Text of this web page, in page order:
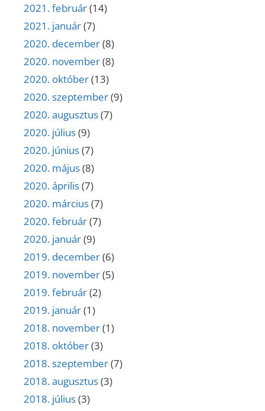
2021. február(14)
2021. január(7)
2020. december(8)
2020. november(8)
2020. október(13)
2020. szeptember(9)
2020. augusztus(7)
2020. július(9)
2020. június(7)
2020. május(8)
2020. április(7)
2020. március(7)
2020. február(7)
2020. január(9)
2019. december(6)
2019. november(5)
2019. február(2)
2019. január(1)
2018. november(1)
2018. október(3)
2018. szeptember(7)
2018. augusztus(3)
2018. július(3)